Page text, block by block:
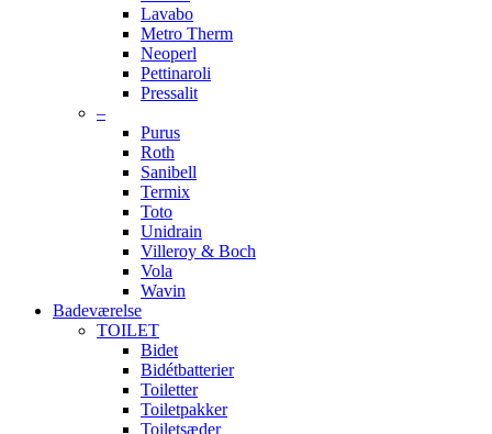
Lavabo
Metro Therm
Neoperl
Pettinaroli
Pressalit
–
Purus
Roth
Sanibell
Termix
Toto
Unidrain
Villeroy & Boch
Vola
Wavin
Badeværelse
TOILET
Bidet
Bidétbatterier
Toiletter
Toiletpakker
Toiletsæder